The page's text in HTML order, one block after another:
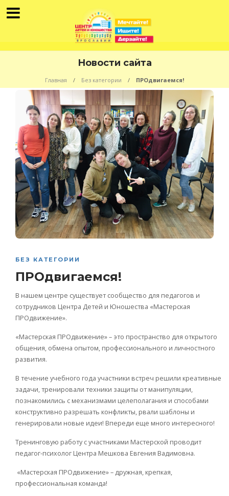
Новости сайта
Главная Без категории ПРОдвигаемся!
БЕЗ КАТЕГОРИИ
ПРОдвигаемся!
В нашем центре существует сообщество для педагогов и
сотрудников Центра Детей и Юношества «Мастерская
ПРОдвижение».
«Мастерская ПРОдвижение» – это пространство для открытого
общения, обмена опытом, профессионального и личностного
развития.
В течение учебного года участники встреч решили креативные
задачи, тренировали техники защиты от манипуляции,
познакомились с механизмами целеполагания и способами
конструктивно разрешать конфликты, рвали шаблоны и
генерировали новые идеи! Впереди еще много интересного!
Тренинговую работу с участниками Мастерской проводит
педагог-психолог Центра Мешкова Евгения Вадимовна.
«Мастерская ПРОдвижение» – дружная, крепкая,
профессиональная команда!